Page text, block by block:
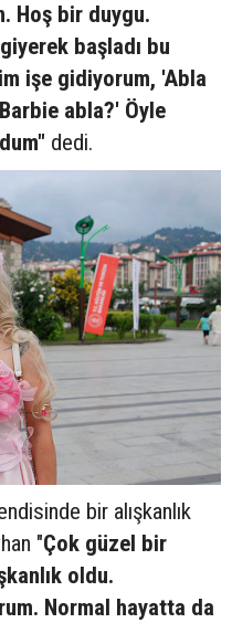
Hoş bir duygu.
başladı bu
işe gidiyorum, 'Abla
abla?' Öyle
dedi.
bir alışkanlık
"Çok güzel bir
oldu.
Normal hayatta da